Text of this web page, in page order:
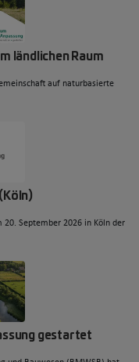
ländlichen Raum
auf naturbasierte
20. September 2026 in Köln der
gestartet